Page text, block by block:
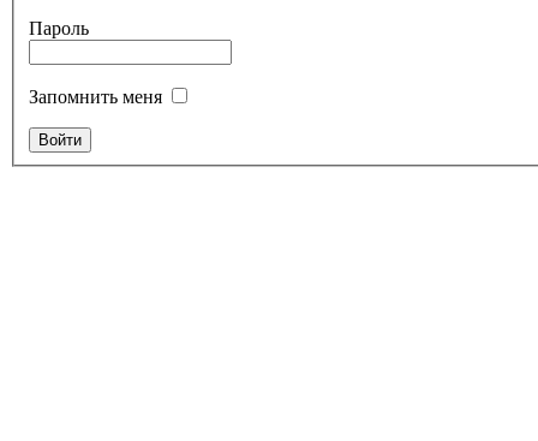
Пароль
Запомнить меня